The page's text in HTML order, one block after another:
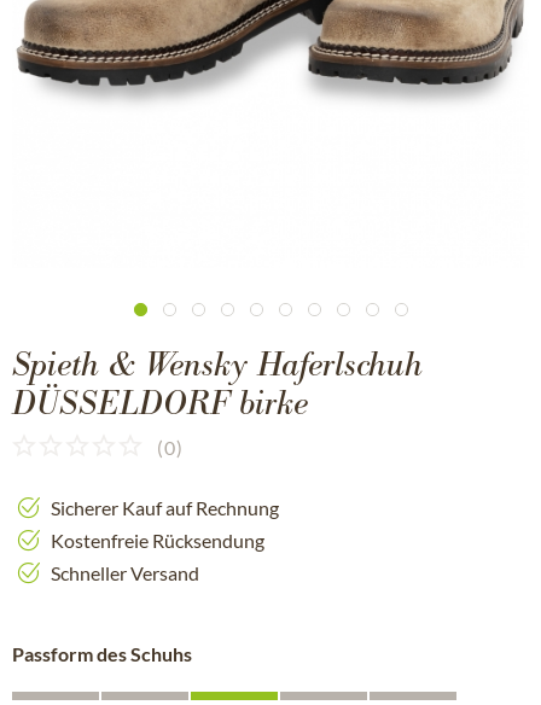
Spieth & Wensky Haferlschuh
DÜSSELDORF birke
(0)
Sicherer Kauf auf Rechnung
Kostenfreie Rücksendung
Schneller Versand
Passform des Schuhs